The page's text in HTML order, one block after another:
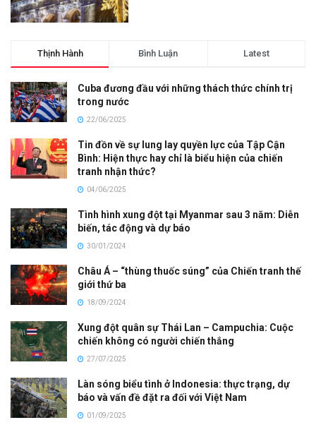
Thịnh Hành Bình Luận Latest
Cuba đương đầu với những thách thức chính trị
trong nước
22/06/2025
Tin đồn về sự lung lay quyền lực của Tập Cận
Bình: Hiện thực hay chỉ là biểu hiện của chiến
tranh nhận thức?
04/06/2025
Tình hình xung đột tại Myanmar sau 3 năm: Diễn
biến, tác động và dự báo
30/01/2024
Châu Á – “thùng thuốc súng” của Chiến tranh thế
giới thứ ba
18/09/2024
Xung đột quân sự Thái Lan – Campuchia: Cuộc
chiến không có người chiến thắng
27/07/2025
Làn sóng biểu tình ở Indonesia: thực trạng, dự
báo và vấn đề đặt ra đối với Việt Nam
01/09/2025